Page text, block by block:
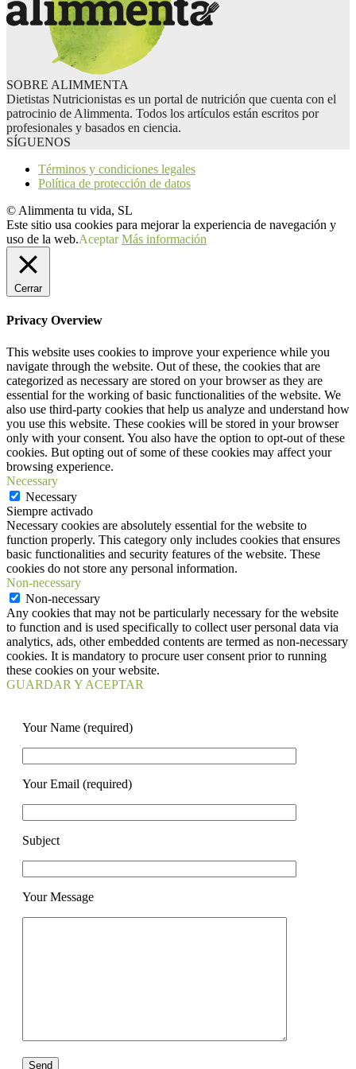
SOBRE ALIMMENTA
Dietistas Nutricionistas es un portal de nutrición que cuenta con el
patrocinio de Alimmenta. Todos los artículos están escritos por
profesionales y basados en ciencia.
SÍGUENOS
Términos y condiciones legales
Política de protección de datos
© Alimmenta tu vida, SL
Este sitio usa cookies para mejorar la experiencia de navegación y
uso de la web.Aceptar Más información
Cerrar
Privacy Overview
This website uses cookies to improve your experience while you
navigate through the website. Out of these, the cookies that are
categorized as necessary are stored on your browser as they are
essential for the working of basic functionalities of the website. We
also use third-party cookies that help us analyze and understand how
you use this website. These cookies will be stored in your browser
only with your consent. You also have the option to opt-out of these
cookies. But opting out of some of these cookies may affect your
browsing experience.
Necessary
Necessary
Siempre activado
Necessary cookies are absolutely essential for the website to
function properly. This category only includes cookies that ensures
basic functionalities and security features of the website. These
cookies do not store any personal information.
Non-necessary
Non-necessary
Any cookies that may not be particularly necessary for the website
to function and is used specifically to collect user personal data via
analytics, ads, other embedded contents are termed as non-necessary
cookies. It is mandatory to procure user consent prior to running
these cookies on your website.
GUARDAR Y ACEPTAR
Your Name (required)
Your Email (required)
Subject
Your Message